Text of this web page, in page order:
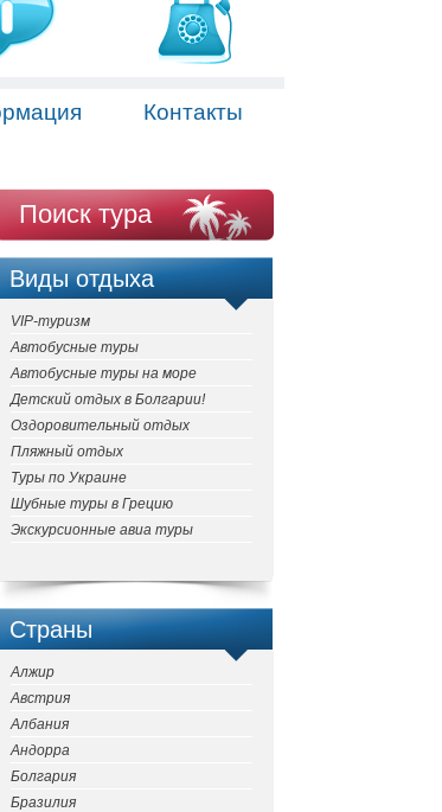
Контакты
Поиск тура
Виды отдыха
VIP-туризм
Автобусные туры
Автобусные туры на море
Детский отдых в Болгарии!
Оздоровительный отдых
Пляжный отдых
Туры по Украине
Шубные туры в Грецию
Экскурсионные авиа туры
Страны
Алжир
Австрия
Албания
Андорра
Болгария
Бразилия